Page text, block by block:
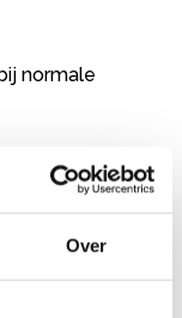
Over
normale
blijft
accu